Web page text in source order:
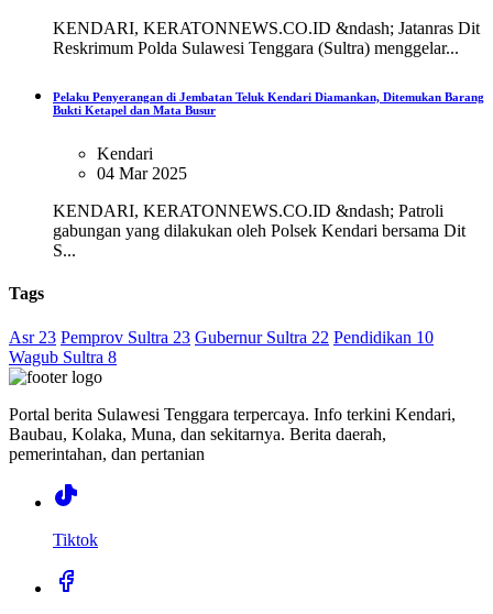
KENDARI, KERATONNEWS.CO.ID &ndash; Jatanras Dit
Reskrimum Polda Sulawesi Tenggara (Sultra) menggelar...
Pelaku Penyerangan di Jembatan Teluk Kendari Diamankan, Ditemukan Barang
Bukti Ketapel dan Mata Busur
Kendari
04 Mar 2025
KENDARI, KERATONNEWS.CO.ID &ndash; Patroli
gabungan yang dilakukan oleh Polsek Kendari bersama Dit
S...
Tags
Asr 23 Pemprov Sultra 23 Gubernur Sultra 22 Pendidikan 10
Wagub Sultra 8
Portal berita Sulawesi Tenggara terpercaya. Info terkini Kendari,
Baubau, Kolaka, Muna, dan sekitarnya. Berita daerah,
pemerintahan, dan pertanian
Tiktok